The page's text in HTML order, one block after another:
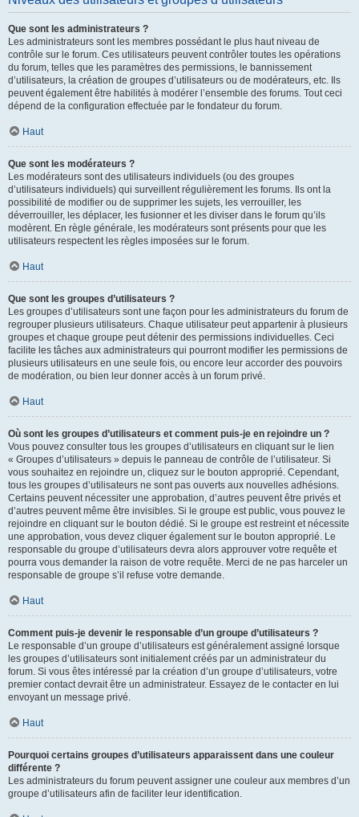
Que sont les administrateurs ?
Les administrateurs sont les membres possédant le plus haut niveau de
contrôle sur le forum. Ces utilisateurs peuvent contrôler toutes les opérations
du forum, telles que les paramètres des permissions, le bannissement
d’utilisateurs, la création de groupes d’utilisateurs ou de modérateurs, etc. Ils
peuvent également être habilités à modérer l’ensemble des forums. Tout ceci
dépend de la configuration effectuée par le fondateur du forum.
Haut
Que sont les modérateurs ?
Les modérateurs sont des utilisateurs individuels (ou des groupes
d’utilisateurs individuels) qui surveillent régulièrement les forums. Ils ont la
possibilité de modifier ou de supprimer les sujets, les verrouiller, les
déverrouiller, les déplacer, les fusionner et les diviser dans le forum qu’ils
modèrent. En règle générale, les modérateurs sont présents pour que les
utilisateurs respectent les règles imposées sur le forum.
Haut
Que sont les groupes d’utilisateurs ?
Les groupes d’utilisateurs sont une façon pour les administrateurs du forum de
regrouper plusieurs utilisateurs. Chaque utilisateur peut appartenir à plusieurs
groupes et chaque groupe peut détenir des permissions individuelles. Ceci
facilite les tâches aux administrateurs qui pourront modifier les permissions de
plusieurs utilisateurs en une seule fois, ou encore leur accorder des pouvoirs
de modération, ou bien leur donner accès à un forum privé.
Haut
Où sont les groupes d’utilisateurs et comment puis-je en rejoindre un ?
Vous pouvez consulter tous les groupes d’utilisateurs en cliquant sur le lien
« Groupes d’utilisateurs » depuis le panneau de contrôle de l’utilisateur. Si
vous souhaitez en rejoindre un, cliquez sur le bouton approprié. Cependant,
tous les groupes d’utilisateurs ne sont pas ouverts aux nouvelles adhésions.
Certains peuvent nécessiter une approbation, d’autres peuvent être privés et
d’autres peuvent même être invisibles. Si le groupe est public, vous pouvez le
rejoindre en cliquant sur le bouton dédié. Si le groupe est restreint et nécessite
une approbation, vous devez cliquer également sur le bouton approprié. Le
responsable du groupe d’utilisateurs devra alors approuver votre requête et
pourra vous demander la raison de votre requête. Merci de ne pas harceler un
responsable de groupe s’il refuse votre demande.
Haut
Comment puis-je devenir le responsable d’un groupe d’utilisateurs ?
Le responsable d’un groupe d’utilisateurs est généralement assigné lorsque
les groupes d’utilisateurs sont initialement créés par un administrateur du
forum. Si vous êtes intéressé par la création d’un groupe d’utilisateurs, votre
premier contact devrait être un administrateur. Essayez de le contacter en lui
envoyant un message privé.
Haut
Pourquoi certains groupes d’utilisateurs apparaissent dans une couleur
différente ?
Les administrateurs du forum peuvent assigner une couleur aux membres d’un
groupe d’utilisateurs afin de faciliter leur identification.